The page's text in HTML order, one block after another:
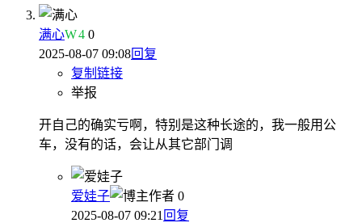
满心W4 0
2025-08-07 09:08回复
复制链接
举报
开自己的确实亏啊，特别是这种长途的，我一般用公
车，没有的话，会让从其它部门调
爱娃子 作者 0
2025-08-07 09:21 回复